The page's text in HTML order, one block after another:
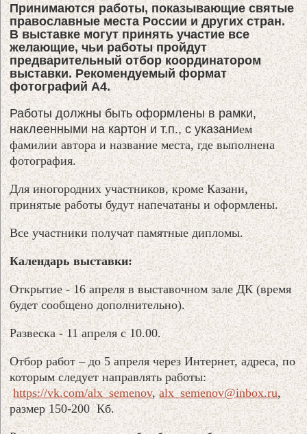
Принимаются работы, показывающие святые
православные места России и других стран.
В выставке могут принять участие все
желающие, чьи работы пройдут
предварительный отбор координатором
выставки. Рекомендуемый формат
фотографий А4.
Работы должны быть оформлены в рамки,
наклеенными на картон и т.п., с указанием
фамилии автора и название места, где выполнена
фотография.
Для иногородних участников, кроме Казани,
принятые работы будут напечатаны и оформлены.
Все участники получат памятные дипломы.
Календарь выставки:
Открытие - 16 апреля в выставочном зале ДК (время
будет сообщено дополнительно).
Развеска - 11 апреля с 10.00.
Отбор работ – до 5 апреля через Интернет, адреса, по
которым следует направлять работы:
https://vk.com/alx_semenov,alx_semenov@inbox.ru,
размер 150-200 Кб.